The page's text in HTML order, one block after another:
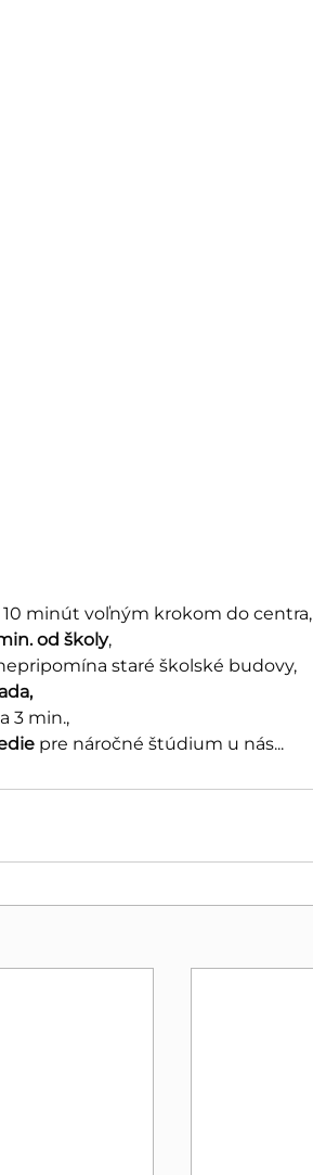
10 minút voľným krokom do centra,
od školy,
staré školské budovy,
3 min.,
pre náročné štúdium u nás...